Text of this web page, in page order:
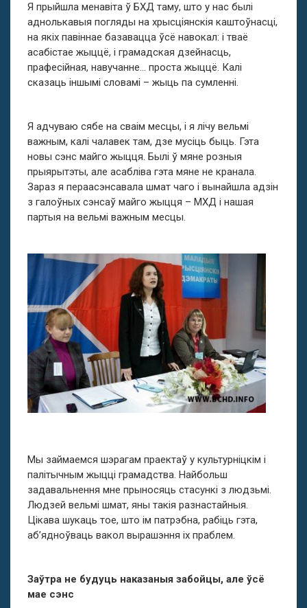
Я прыйшла менавіта ў БХД таму, што у нас былі
аднолькавыя погляды на хрысціянскія каштоўнасці,
на якіх павіннае базавацца ўсё навокал: і тваё
асабістае жыццё, і грамадская дзейнасць,
прафесійная, навучанне… проста жыццё. Калі
сказаць іншымі словамі – жыць па сумленні.
Я адчуваю сябе на сваім месцы, і я лічу вельмі
важным, калі чалавек там, дзе мусіць быць. Гэта
новы сэнс майго жыцця. Былі ў мяне розныя
прыярытэты, але асабліва гэта мяне не кранала.
Зараз я пераасэнсавала шмат чаго і вынайшла адзін
з галоўных сэнсаў майго жыцця – МХД і нашая
партыя на вельмі важным месцы.
Мы займаемся шэрагам праектаў у культурніцкім і
палітычным жыцці грамадства. Найбольш
задавальнення мне прыносяць стасункі з людзьмі.
Людзей вельмі шмат, яны такія разнастайныя.
Цікава шукаць тое, што ім патрэбна, рабіць гэта,
аб’ядноўваць вакол вырашэння іх праблем.
Заўтра не будуць наказаныя забойцы, але ўсё
мае сэнс